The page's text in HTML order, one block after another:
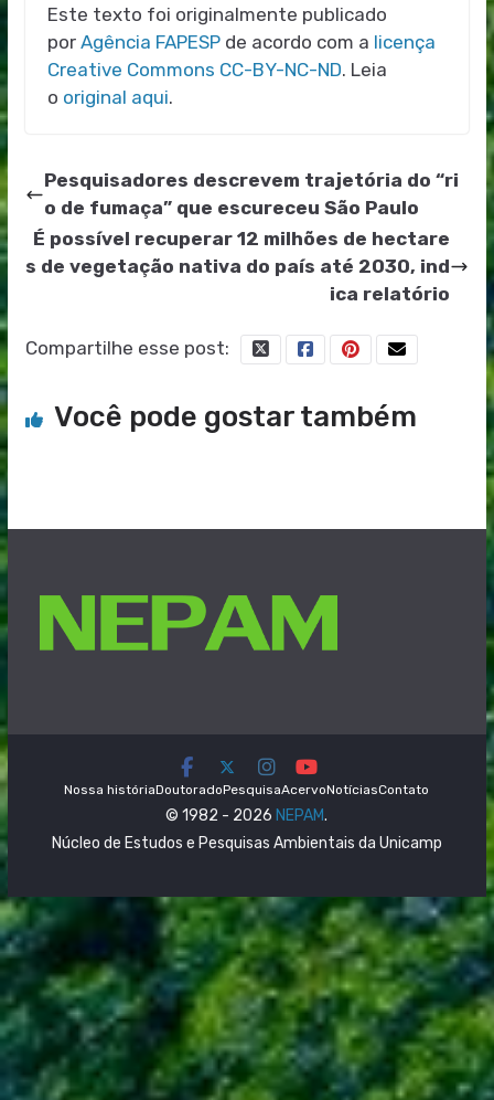
Este texto foi originalmente publicado
por Agência FAPESPde acordo com a licença
Creative Commons CC-BY-NC-ND. Leia
o original aqui.
Pesquisadores descrevem trajetória do “ri
o de fumaça” que escureceu São Paulo
É possível recuperar 12 milhões de hectare
s de vegetação nativa do país até 2030, ind
ica relatório
Compartilhe esse post:
Você pode gostar também
Nossa históriaDoutoradoPesquisaAcervoNotíciasContato
© 1982 - 2026 NEPAM.
Núcleo de Estudos e Pesquisas Ambientais da Unicamp